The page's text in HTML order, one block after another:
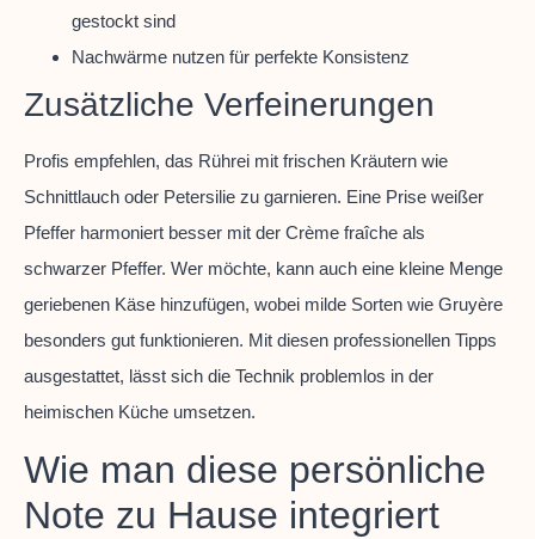
gestockt sind
Nachwärme nutzen für perfekte Konsistenz
Zusätzliche Verfeinerungen
Profis empfehlen, das Rührei mit frischen Kräutern wie
Schnittlauch oder Petersilie zu garnieren. Eine Prise weißer
Pfeffer harmoniert besser mit der Crème fraîche als
schwarzer Pfeffer. Wer möchte, kann auch eine kleine Menge
geriebenen Käse hinzufügen, wobei milde Sorten wie Gruyère
besonders gut funktionieren. Mit diesen professionellen Tipps
ausgestattet, lässt sich die Technik problemlos in der
heimischen Küche umsetzen.
Wie man diese persönliche
Note zu Hause integriert